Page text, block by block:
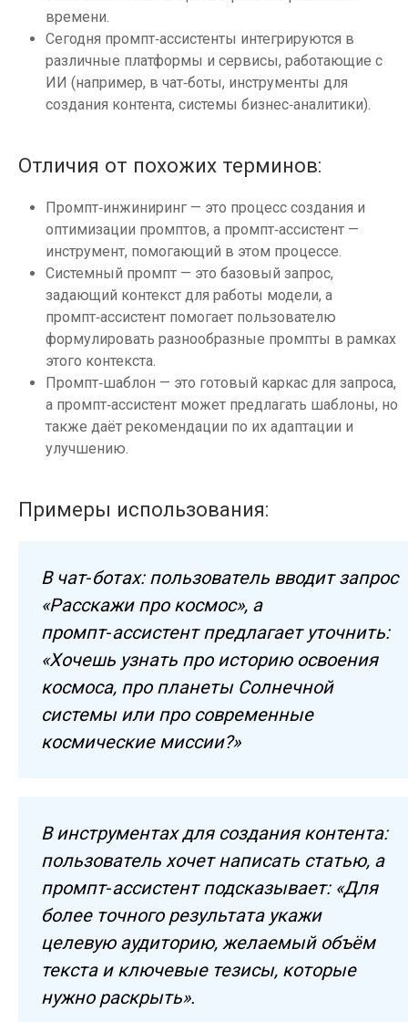
времени.
Сегодня промпт‑ассистенты интегрируются в
различные платформы и сервисы, работающие с
ИИ (например, в чат‑боты, инструменты для
создания контента, системы бизнес‑аналитики).
Отличия от похожих терминов:
Промпт‑инжиниринг — это процесс создания и
оптимизации промптов, а промпт‑ассистент —
инструмент, помогающий в этом процессе.
Системный промпт — это базовый запрос,
задающий контекст для работы модели, а
промпт‑ассистент помогает пользователю
формулировать разнообразные промпты в рамках
этого контекста.
Промпт‑шаблон — это готовый каркас для запроса,
а промпт‑ассистент может предлагать шаблоны, но
также даёт рекомендации по их адаптации и
улучшению.
Примеры использования:
В чат‑ботах: пользователь вводит запрос
«Расскажи про космос», а
промпт‑ассистент предлагает уточнить:
«Хочешь узнать про историю освоения
космоса, про планеты Солнечной
системы или про современные
космические миссии?»
В инструментах для создания контента:
пользователь хочет написать статью, а
промпт‑ассистент подсказывает: «Для
более точного результата укажи
целевую аудиторию, желаемый объём
текста и ключевые тезисы, которые
нужно раскрыть».